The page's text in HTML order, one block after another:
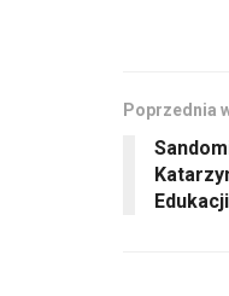
Poprzednia